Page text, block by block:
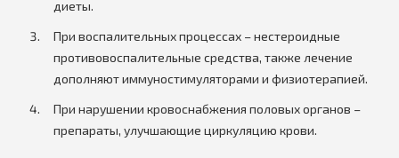
диеты.
При воспалительных процессах – нестероидные
противовоспалительные средства, также лечение
дополняют иммуностимуляторами и физиотерапией.
При нарушении кровоснабжения половых органов –
препараты, улучшающие циркуляцию крови.